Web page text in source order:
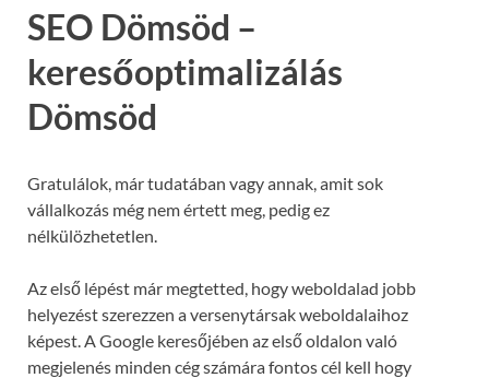
SEO Dömsöd –
keresőoptimalizálás
Dömsöd
Gratulálok, már tudatában vagy annak, amit sok
vállalkozás még nem értett meg, pedig ez
nélkülözhetetlen.
Az első lépést már megtetted, hogy weboldalad jobb
helyezést szerezzen a versenytársak weboldalaihoz
képest. A Google keresőjében az első oldalon való
megjelenés minden cég számára fontos cél kell hogy